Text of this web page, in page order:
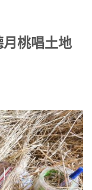
桃唱土地